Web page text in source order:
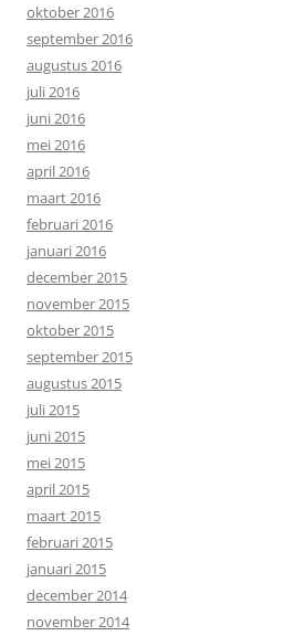
oktober 2016
september 2016
augustus 2016
juli 2016
juni 2016
mei 2016
april 2016
maart 2016
februari 2016
januari 2016
december 2015
november 2015
oktober 2015
september 2015
augustus 2015
juli 2015
juni 2015
mei 2015
april 2015
maart 2015
februari 2015
januari 2015
december 2014
november 2014